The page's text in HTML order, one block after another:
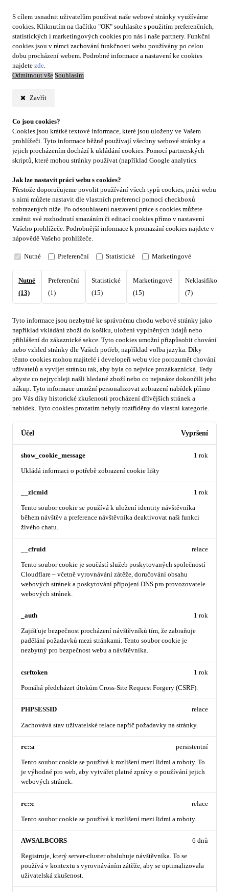
S cílem usnadnit uživatelům používat naše webové stránky využíváme
cookies. Kliknutím na tlačítko "OK" souhlasíte s použitím preferenčních,
statistických i marketingových cookies pro nás i naše partnery. Funkční
cookies jsou v rámci zachování funkčnosti webu používány po celou
dobu procházení webem. Podrobné informace a nastavení ke cookies
najdete zde.
Odmítnout vše Souhlasím
Zavřít
Co jsou cookies?
Cookies jsou krátké textové informace, které jsou uloženy ve Vašem
prohlížeči. Tyto informace běžně používají všechny webové stránky a
jejich procházením dochází k ukládání cookies. Pomocí partnerských
skriptů, které mohou stránky používat (například Google analytics
Jak lze nastavit práci webu s cookies?
Přestože doporučujeme povolit používání všech typů cookies, práci webu
s nimi můžete nastavit dle vlastních preferencí pomocí checkboxů
zobrazených níže. Po odsouhlasení nastavení práce s cookies můžete
změnit své rozhodnutí smazáním či editací cookies přímo v nastavení
Vašeho prohlížeče. Podrobnější informace k promazání cookies najdete v
nápovědě Vašeho prohlížeče.
Nutné Preferenční Statistické Marketingové
Nutné
(13)
Preferenční
(1)
Statistické
(15)
Marketingové
(15)
(7)
Tyto informace jsou nezbytné ke správnému chodu webové stránky jako
například vkládání zboží do košíku, uložení vyplněných údajů nebo
přihlášení do zákaznické sekce. Tyto cookies umožní přizpůsobit chování
nebo vzhled stránky dle Vašich potřeb, například volba jazyka. Díky
těmto cookies mohou majitelé i developeři webu více porozumět chování
uživatelů a vyvijet stránku tak, aby byla co nejvíce prozákaznická. Tedy
abyste co nejrychleji našli hledané zboží nebo co nejsnáze dokončili jeho
nákup. Tyto informace umožní personalizovat zobrazení nabídek přímo
pro Vás díky historické zkušenosti procházení dřívějších stránek a
nabídek. Tyto cookies prozatím nebyly roztříděny do vlastní kategorie.
Účel Vypršení
show_cookie_message
Ukládá informaci o potřebě zobrazení cookie lišty
1 rok
__zlcmid
Tento soubor cookie se používá k uložení identity návštěvníka
během návštěv a preference návštěvníka deaktivovat naši funkci
živého chatu.
1 rok
__cfruid
Tento soubor cookie je součástí služeb poskytovaných společností
Cloudflare – včetně vyrovnávání zátěže, doručování obsahu
webových stránek a poskytování připojení DNS pro provozovatele
webových stránek.
relace
_auth
Zajišťuje bezpečnost procházení návštěvníků tím, že zabraňuje
padělání požadavků mezi stránkami. Tento soubor cookie je
nezbytný pro bezpečnost webu a návštěvníka.
1 rok
csrftoken
Pomáhá předcházet útokům Cross-Site Request Forgery (CSRF).
1 rok
PHPSESSID
Zachovává stav uživatelské relace napříč požadavky na stránky.
relace
rc::a
Tento soubor cookie se používá k rozlišení mezi lidmi a roboty. To
je výhodné pro web, aby vytvářet platné zprávy o používání jejich
webových stránek.
persistentní
rc::c
Tento soubor cookie se používá k rozlišení mezi lidmi a roboty.
relace
AWSALBCORS
Registruje, který server-cluster obsluhuje návštěvníka. To se
používá v kontextu s vyrovnáváním zátěže, aby se optimalizovala
uživatelská zkušenost.
6 dnů